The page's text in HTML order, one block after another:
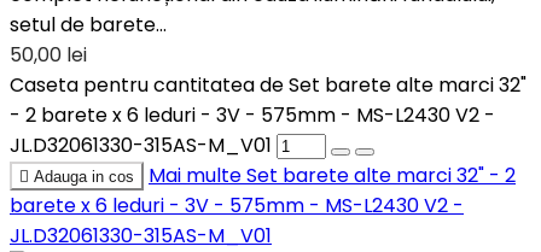
setul de barete...
50,00 lei
Caseta pentru cantitatea de Set barete alte marci 32"
- 2 barete x 6 leduri - 3V - 575mm - MS-L2430 V2 -
JL.D32061330-315AS-M_V01
 Adauga in cos Mai multeSet barete alte marci 32" - 2
barete x 6 leduri - 3V - 575mm - MS-L2430 V2 -
JL.D32061330-315AS-M_V01